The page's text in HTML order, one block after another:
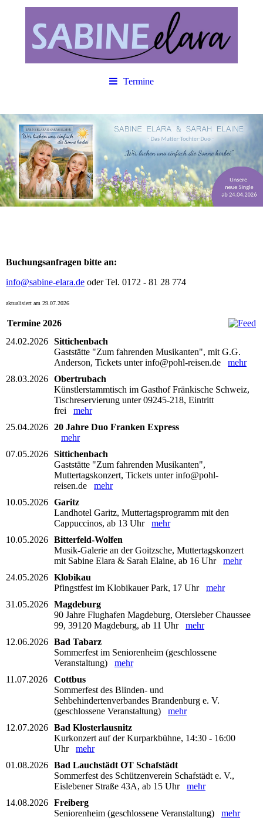
Termine
Buchungsanfragen bitte an:
info@sabine-elara.de oder Tel. 0172 - 81 28 774
aktualisiert am 29.07.2026
Termine 2026
24.02.2026 Sittichenbach
Gaststätte "Zum fahrenden Musikanten", mit G.G.
Anderson, Tickets unter info@pohl-reisen.de mehr
28.03.2026 Obertrubach
Künstlerstammtisch im Gasthof Fränkische Schweiz,
Tischreservierung unter 09245-218, Eintritt
frei mehr
25.04.2026 20 Jahre Duo Franken Express
mehr
07.05.2026 Sittichenbach
Gaststätte "Zum fahrenden Musikanten",
Muttertagskonzert, Tickets unter info@pohl-
reisen.de mehr
10.05.2026 Garitz
Landhotel Garitz, Muttertagsprogramm mit den
Cappuccinos, ab 13 Uhr mehr
10.05.2026 Bitterfeld-Wolfen
Musik-Galerie an der Goitzsche, Muttertagskonzert
mit Sabine Elara & Sarah Elaine, ab 16 Uhr mehr
24.05.2026 Klobikau
Pfingstfest im Klobikauer Park, 17 Uhr mehr
31.05.2026 Magdeburg
90 Jahre Flughafen Magdeburg, Otersleber Chaussee
99, 39120 Magdeburg, ab 11 Uhr mehr
12.06.2026 Bad Tabarz
Sommerfest im Seniorenheim (geschlossene
Veranstaltung) mehr
11.07.2026
Cottbus
Sommerfest des Blinden- und
Sehbehindertenverbandes Brandenburg e. V.
(geschlossene Veranstaltung) mehr
12.07.2026 Bad Klosterlausnitz
Kurkonzert auf der Kurparkbühne, 14:30 - 16:00
Uhr mehr
01.08.2026 Bad Lauchstädt OT Schafstädt
Sommerfest des Schützenverein Schafstädt e. V.,
Eislebener Straße 43A, ab 15 Uhr mehr
14.08.2026 Freiberg
Seniorenheim (geschlossene Veranstaltung) mehr